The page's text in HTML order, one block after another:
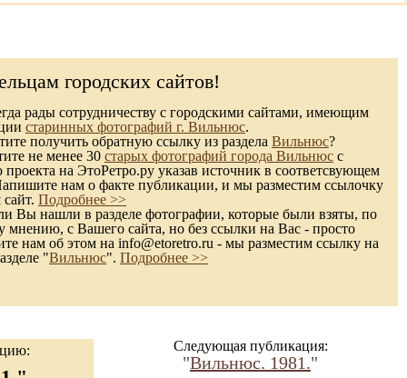
городских сайтов!
рады сотрудничеству с городскими сайтами, имеющим
старинных фотографий г. Вильнюс.
получить обратную ссылку из раздела Вильнюс?
не менее 30 старых фотографий города Вильнюс с
на ЭтоРетро.ру указав источник в соответсвующем
нам о факте публикации, и мы разместим ссылочку
Подробнее >>
Вы нашли в разделе фотографии, которые были взяты, по
мнению, с Вашего сайта, но без ссылки на Вас - просто
нам об этом на info@etoretro.ru - мы разместим ссылку на
"Вильнюс". Подробнее >>
Следующая публикация:
"Вильнюс. 1981."